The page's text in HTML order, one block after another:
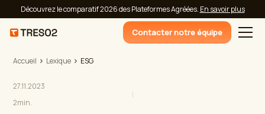
Découvrez le comparatif 2026 des Plateformes Agréées. En savoir plus
Contacter notre équipe
Accueil Lexique ESG
27.11.2023
2min.